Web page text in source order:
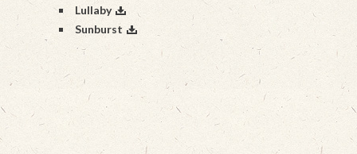
Lullaby
Sunburst